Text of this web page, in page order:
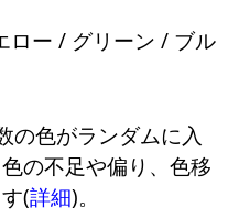
ロー / グリーン / ブル
の色がランダムに入
の不足や偏り、色移
(詳細)。